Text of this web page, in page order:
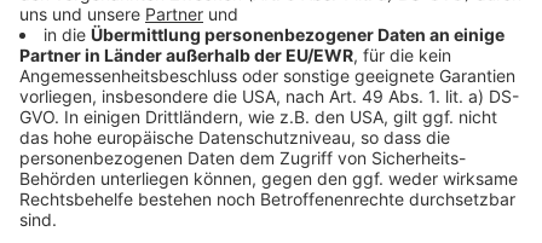
©Polizei Münster
Bei einer Durchsuchung der Gartenlaube fanden die
Ermittler in einem klimatisierten Serverraum unter
anderem einen Schrank mit sieben Servereinheiten;
auf einem Teil davon soll ein Speichervolumen von 160
Terabyte vorhanden sein.